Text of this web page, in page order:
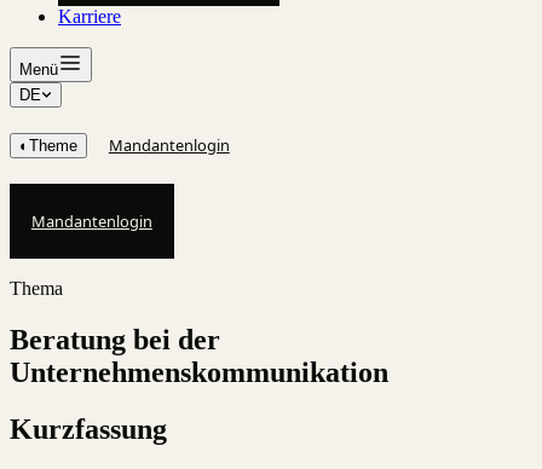
Karriere
Menü
DE
◐ Theme Mandantenlogin
Mandantenlogin
Thema
Beratung bei der
Unternehmenskommunikation
Kurzfassung